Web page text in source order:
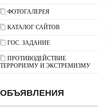
ФОТОГАЛЕРЕЯ
КАТАЛОГ САЙТОВ
ГОС. ЗАДАНИЕ
ПРОТИВОДЕЙСТВИЕ
ТЕРРОРИЗМУ И ЭКСТРЕМИЗМУ
ОБЪЯВЛЕНИЯ